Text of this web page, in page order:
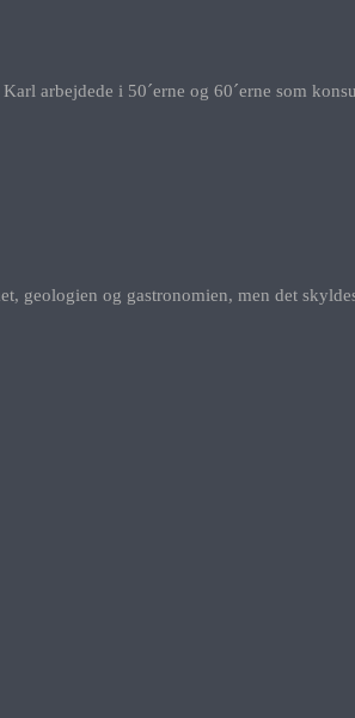
arbejdede i 50´erne og 60´erne som
geologien og gastronomien, men det